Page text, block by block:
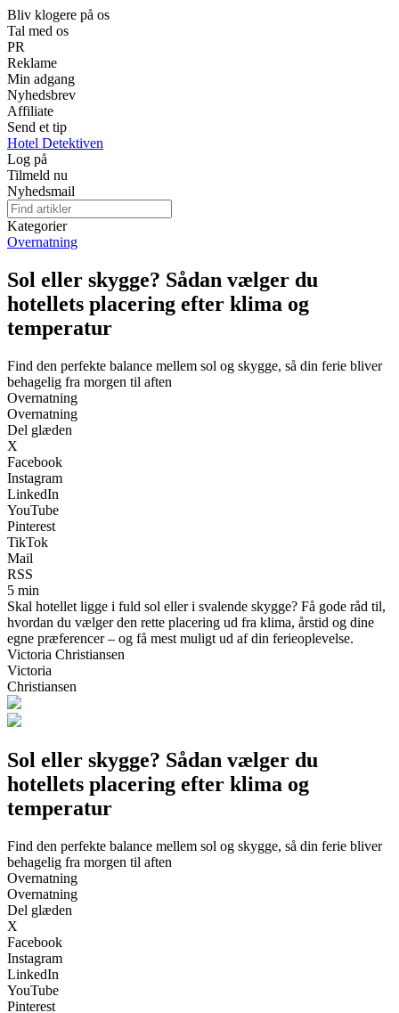
Bliv klogere på os
Tal med os
PR
Reklame
Min adgang
Nyhedsbrev
Affiliate
Send et tip
Hotel Detektiven
Log på
Tilmeld nu
Nyhedsmail
Kategorier
Overnatning
Sol eller skygge? Sådan vælger du
hotellets placering efter klima og
temperatur
Find den perfekte balance mellem sol og skygge, så din ferie bliver
behagelig fra morgen til aften
Overnatning
Overnatning
Del glæden
X
Facebook
Instagram
LinkedIn
YouTube
Pinterest
TikTok
Mail
RSS
5 min
Skal hotellet ligge i fuld sol eller i svalende skygge? Få gode råd til,
hvordan du vælger den rette placering ud fra klima, årstid og dine
egne præferencer – og få mest muligt ud af din ferieoplevelse.
Victoria Christiansen
Victoria
Christiansen
Sol eller skygge? Sådan vælger du
hotellets placering efter klima og
temperatur
Find den perfekte balance mellem sol og skygge, så din ferie bliver
behagelig fra morgen til aften
Overnatning
Overnatning
Del glæden
X
Facebook
Instagram
LinkedIn
YouTube
Pinterest